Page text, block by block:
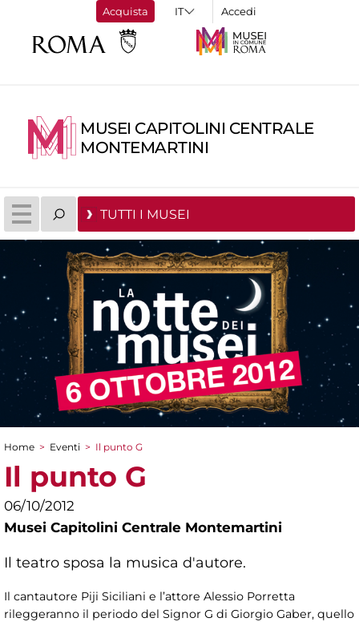
Acquista Accedi
MUSEI CAPITOLINI CENTRALE
MONTEMARTINI
TUTTI I MUSEI
Tu sei qui
Home > Eventi > Il punto G
Il punto G
06/10/2012
Musei Capitolini Centrale Montemartini
Il teatro sposa la musica d'autore.
Il cantautore Piji Siciliani e l’attore Alessio Porretta
rileggeranno il periodo del Signor G di Giorgio Gaber, quello